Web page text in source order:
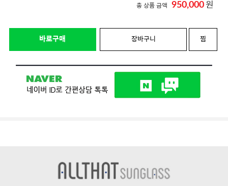
총 상품 금액 950,000 원
바로구매 장바구니 찜